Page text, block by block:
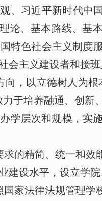
、习近平新时代中
论、基本路线、基
特色社会主义制度
会主义建设者和接班
向，以立德树人为
于培养融通、创新
学层次和规模，实
的精简、统一和效
建设水平，设立学
家法律法规管理